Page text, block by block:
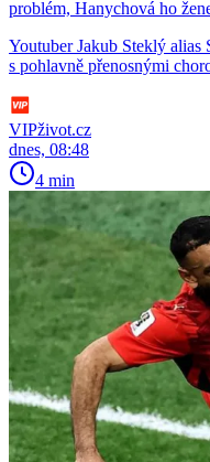
problém, Hanychová ho
Youtuber Jakub Steklý
s pohlavně přenosnými
VIPživot.cz
dnes, 08:48
4 min